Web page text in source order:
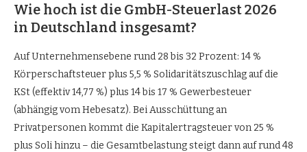
Wie hoch ist die GmbH-Steuerlast 2026
in Deutschland insgesamt?
Auf Unternehmensebene rund 28 bis 32 Prozent: 14 %
Körperschaftsteuer plus 5,5 % Solidaritätszuschlag auf die
KSt (effektiv 14,77 %) plus 14 bis 17 % Gewerbesteuer
(abhängig vom Hebesatz). Bei Ausschüttung an
Privatpersonen kommt die Kapitalertragsteuer von 25 %
plus Soli hinzu – die Gesamtbelastung steigt dann auf rund 48